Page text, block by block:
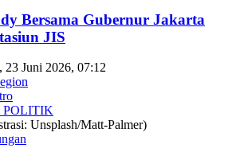
Bersama Gubernur Jakarta
JIS
23 Juni 2026, 07:12
POLITIK